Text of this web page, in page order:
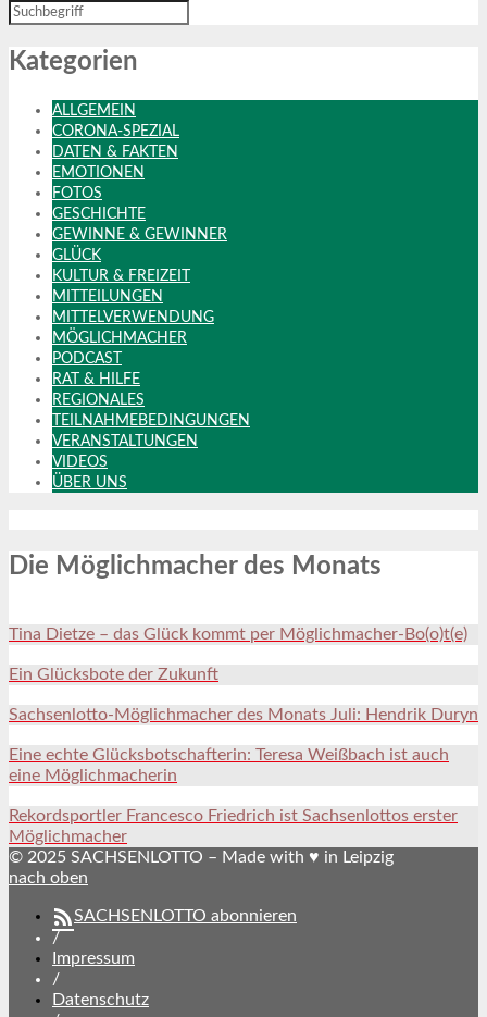
Kategorien
ALLGEMEIN
CORONA-SPEZIAL
DATEN & FAKTEN
EMOTIONEN
FOTOS
GESCHICHTE
GEWINNE & GEWINNER
GLÜCK
KULTUR & FREIZEIT
MITTEILUNGEN
MITTELVERWENDUNG
MÖGLICHMACHER
PODCAST
RAT & HILFE
REGIONALES
TEILNAHMEBEDINGUNGEN
VERANSTALTUNGEN
VIDEOS
ÜBER UNS
Die Möglichmacher des Monats
Tina Dietze – das Glück kommt per Möglichmacher-Bo(o)t(e)
Ein Glücksbote der Zukunft
Sachsenlotto-Möglichmacher des Monats Juli: Hendrik Duryn
Eine echte Glücksbotschafterin: Teresa Weißbach ist auch
eine Möglichmacherin
Rekordsportler Francesco Friedrich ist Sachsenlottos erster
Möglichmacher
© 2025 SACHSENLOTTO – Made with ♥ in Leipzig
nach oben
SACHSENLOTTO abonnieren
/
Impressum
/
Datenschutz